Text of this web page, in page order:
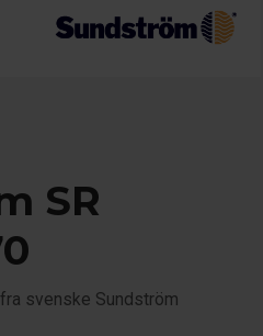
SR
svenske Sundström